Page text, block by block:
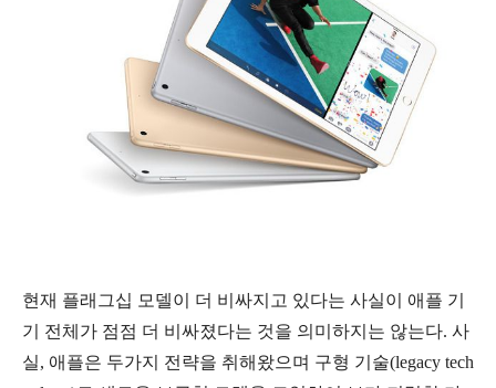
현재 플래그십 모델이 더 비싸지고 있다는 사실이 애플 기
기 전체가 점점 더 비싸졌다는 것을 의미하지는 않는다. 사
실, 애플은 두가지 전략을 취해왔으며 구형 기술(legacy tech